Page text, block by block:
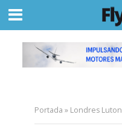
Portada » Londres Luton